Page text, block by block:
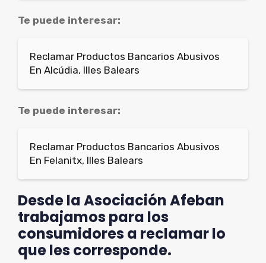
Te puede interesar:
Reclamar Productos Bancarios Abusivos
En Alcúdia, Illes Balears
Te puede interesar:
Reclamar Productos Bancarios Abusivos
En Felanitx, Illes Balears
Desde la Asociación Afeban
trabajamos para los
consumidores a reclamar lo
que les corresponde.